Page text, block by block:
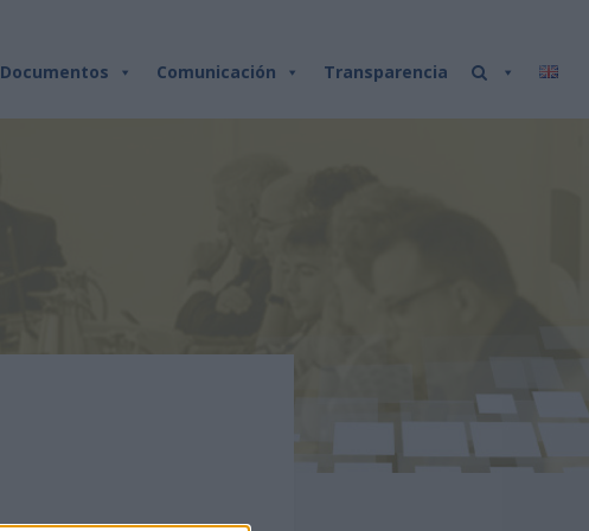
Documentos Comunicación Transparencia